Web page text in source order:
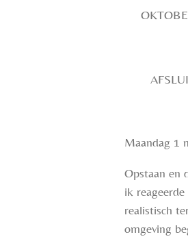
Maandag 1
Opstaan en
ik
realistisch
omgeving